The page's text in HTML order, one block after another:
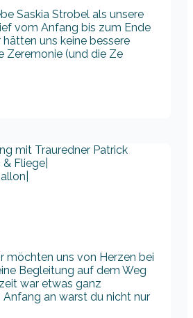
Saskia Strobel als unsere
vom Anfang bis zum Ende
uns keine bessere
Zeremonie (und die Ze
möchten uns von Herzen bei
Begleitung auf dem Weg
war etwas ganz
Anfang an warst du nicht nur